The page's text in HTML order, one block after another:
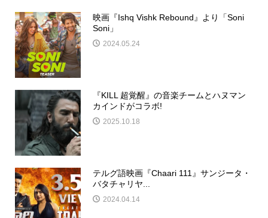
映画『Ishq Vishk Rebound』より「Soni
Soni」
2024.05.24
『KILL 超覚醒』の音楽チームとハヌマン
カインドがコラボ!
2025.10.18
テルグ語映画『Chaari 111』サンジータ・
バタチャリヤ...
2024.04.14